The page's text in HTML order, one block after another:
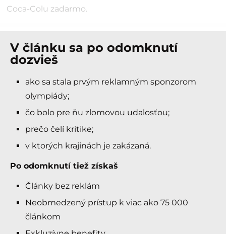
Coca-Colu zadarmo.
V článku sa po odomknutí
dozvieš
ako sa stala prvým reklamným sponzorom
olympiády;
čo bolo pre ňu zlomovou udalosťou;
prečo čelí kritike;
v ktorých krajinách je zakázaná.
Po odomknutí tiež získaš
Články bez reklám
Neobmedzený prístup k viac ako 75 000
článkom